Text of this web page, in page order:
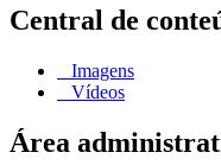
Central de
Imagens
Vídeos
Área